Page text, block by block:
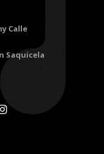
Calle
Saquicela